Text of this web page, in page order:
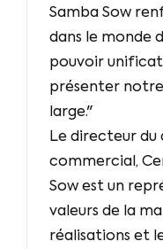
Samba Sow
dans le monde
pouvoir
présenter notre
large."
Le directeur
commercial,
Sow est un
valeurs de la
réalisations et